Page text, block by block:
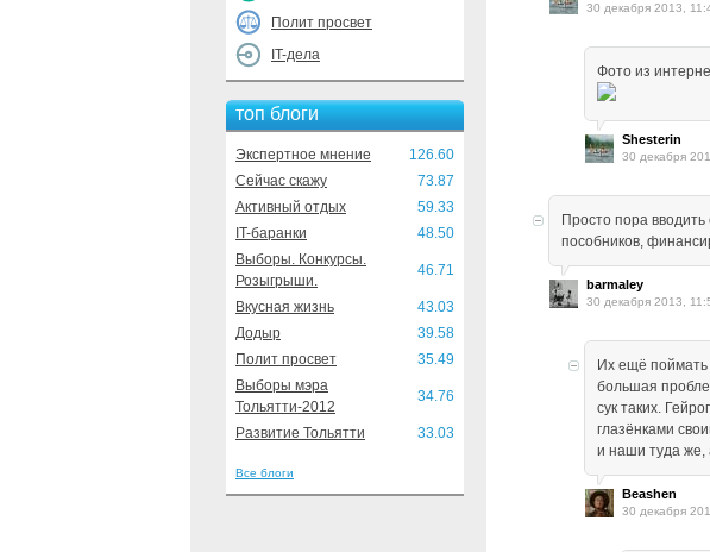
Полит просвет
IT-дела
топ блоги
Экспертное мнение
126.60
Сейчас скажу
73.87
Активный отдых
59.33
IT-баранки
48.50
Выборы. Конкурсы.
Розыгрыши.
46.71
Вкусная жизнь
43.03
Додыр
39.58
Полит просвет
35.49
Выборы мэра
Тольятти-2012
34.76
Развитие Тольятти 33.03
Все блоги
30 декабря 2013,
Фото из
Shesterin
30 декабря
Просто пора
пособников,
barmaley
30 декабря 2013,
Их ещё
большая
сук таких.
глазёнками
и наши туда же,
Beashen
30 декабря